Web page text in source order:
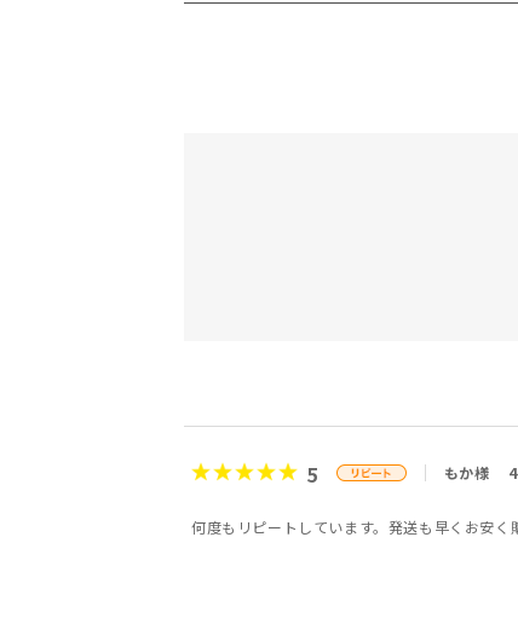
5 もか様
何度もリピートしています。発送も早くお安く